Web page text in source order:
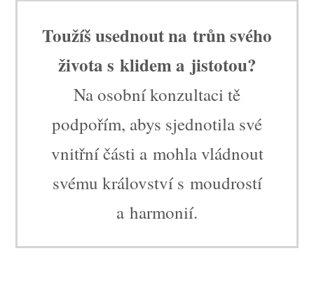
Toužíš usednout na trůn svého
života s klidem a jistotou?
Na osobní konzultaci tě
podpořím, abys sjednotila své
vnitřní části a mohla vládnout
svému království s moudrostí
a harmonií.